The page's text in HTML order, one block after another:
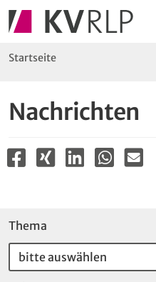
Sie sind hier:
Startseite
Nachrichten
Meldungen filtern
Thema
bitte auswählen